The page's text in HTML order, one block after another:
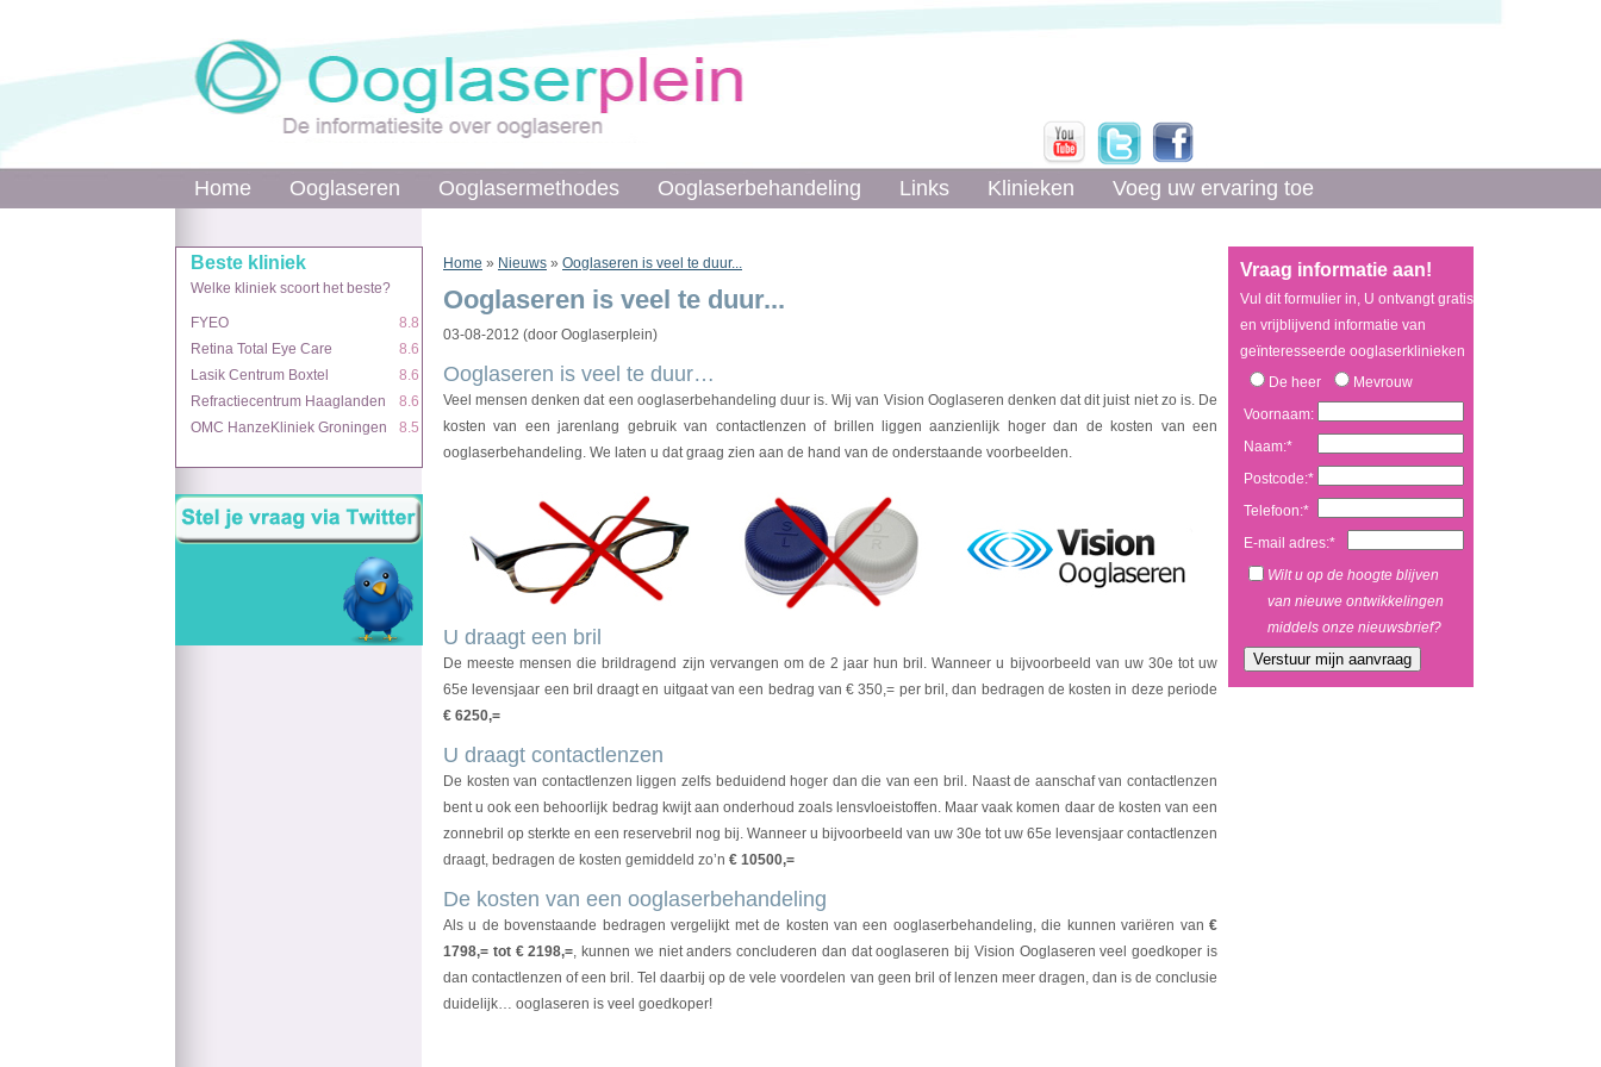
Home Ooglaseren Ooglasermethodes Ooglaserbehandeling Links Klinieken Voeg uw ervaring toe
Beste kliniek
Welke kliniek scoort het beste?
FYEO
8.8
Retina Total Eye Care
8.6
Lasik Centrum Boxtel
8.6
Refractiecentrum Haaglanden
8.6
OMC HanzeKliniek Groningen
8.5
Home » Nieuws » Ooglaseren is veel te duur...
Ooglaseren is veel te duur...
03-08-2012 (door Ooglaserplein)
Ooglaseren is veel te duur…
Veel mensen denken dat een ooglaserbehandeling duur is. Wij van Vision Ooglaseren denken dat dit juist niet zo is. De
kosten van een jarenlang gebruik van contactlenzen of brillen liggen aanzienlijk hoger dan de kosten van een
ooglaserbehandeling. We laten u dat graag zien aan de hand van de onderstaande voorbeelden.
U draagt een bril
De meeste mensen die brildragend zijn vervangen om de 2 jaar hun bril. Wanneer u bijvoorbeeld van uw 30e tot uw
65e levensjaar een bril draagt en uitgaat van een bedrag van € 350,= per bril, dan bedragen de kosten in deze periode
€ 6250,=
U draagt contactlenzen
De kosten van contactlenzen liggen zelfs beduidend hoger dan die van een bril. Naast de aanschaf van contactlenzen
bent u ook een behoorlijk bedrag kwijt aan onderhoud zoals lensvloeistoffen. Maar vaak komen daar de kosten van een
zonnebril op sterkte en een reservebril nog bij. Wanneer u bijvoorbeeld van uw 30e tot uw 65e levensjaar contactlenzen
draagt, bedragen de kosten gemiddeld zo’n € 10500,=
De kosten van een ooglaserbehandeling
Als u de bovenstaande bedragen vergelijkt met de kosten van een ooglaserbehandeling, die kunnen variëren van €
1798,= tot € 2198,=, kunnen we niet anders concluderen dan dat ooglaseren bij Vision Ooglaseren veel goedkoper is
dan contactlenzen of een bril. Tel daarbij op de vele voordelen van geen bril of lenzen meer dragen, dan is de conclusie
duidelijk… ooglaseren is veel goedkoper!
Vraag informatie aan!
Vul dit formulier in, U ontvangt gratis
en vrijblijvend informatie van
geïnteresseerde ooglaserklinieken
De heer
Mevrouw
Voornaam:
Naam:*
Postcode:*
Telefoon:*
E-mail adres:*
Wilt u op de hoogte blijven
van nieuwe ontwikkelingen
middels onze nieuwsbrief?